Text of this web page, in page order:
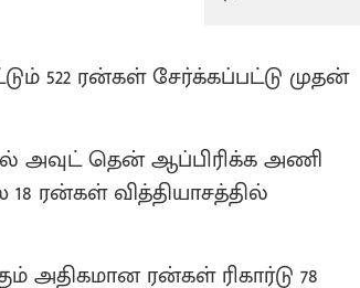
522 ரன்கள் சேர்க்கப்பட்டு முதன்
அவுட் தென் ஆப்பிரிக்க அணி
ரன்கள் வித்தியாசத்தில்
அதிகமான ரன்கள் ரிகார்டு 78